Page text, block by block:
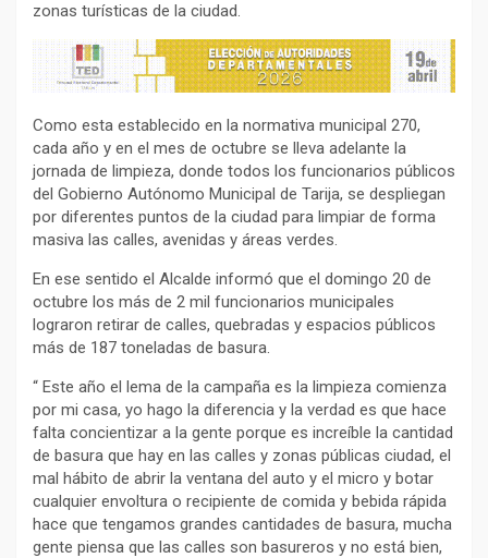
zonas turísticas de la ciudad.
Como esta establecido en la normativa municipal 270,
cada año y en el mes de octubre se lleva adelante la
jornada de limpieza, donde todos los funcionarios públicos
del Gobierno Autónomo Municipal de Tarija, se despliegan
por diferentes puntos de la ciudad para limpiar de forma
masiva las calles, avenidas y áreas verdes.
En ese sentido el Alcalde informó que el domingo 20 de
octubre los más de 2 mil funcionarios municipales
lograron retirar de calles, quebradas y espacios públicos
más de 187 toneladas de basura.
“ Este año el lema de la campaña es la limpieza comienza
por mi casa, yo hago la diferencia y la verdad es que hace
falta concientizar a la gente porque es increíble la cantidad
de basura que hay en las calles y zonas públicas ciudad, el
mal hábito de abrir la ventana del auto y el micro y botar
cualquier envoltura o recipiente de comida y bebida rápida
hace que tengamos grandes cantidades de basura, mucha
gente piensa que las calles son basureros y no está bien,